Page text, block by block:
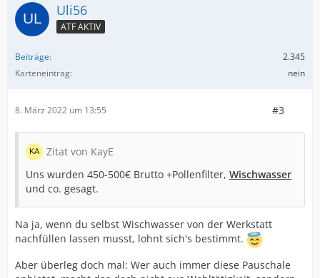
Uli56
ATF AKTIV
Beiträge
2.345
Karteneintrag
nein
8. März 2022 um 13:55 #3
Zitat von KayE
Uns wurden 450-500€ Brutto +Pollenfilter, Wischwasser
und co. gesagt.
Na ja, wenn du selbst Wischwasser von der Werkstatt
nachfüllen lassen musst, lohnt sich's bestimmt.
Aber überleg doch mal: Wer auch immer diese Pauschale